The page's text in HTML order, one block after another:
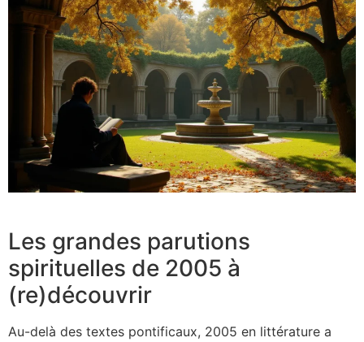
Les grandes parutions
spirituelles de 2005 à
(re)découvrir
Au-delà des textes pontificaux, 2005 en littérature a